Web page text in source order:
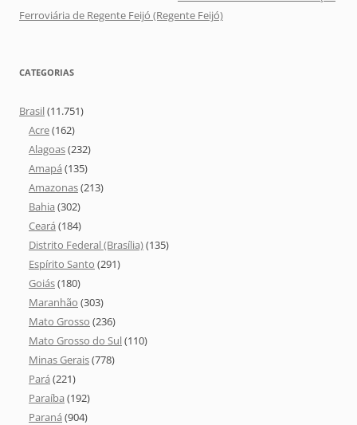
Ferroviária de Regente Feijó (Regente Feijó)
CATEGORIAS
Brasil(11.751)
Acre(162)
Alagoas(232)
Amapá (135)
Amazonas(213)
Bahia (302)
Ceará (184)
Distrito Federal (Brasília)(135)
Espírito Santo (291)
Goiás(180)
Maranhão (303)
Mato Grosso (236)
Mato Grosso do Sul(110)
Minas Gerais(778)
Pará (221)
Paraíba (192)
Paraná (904)